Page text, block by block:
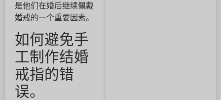
是他们在婚后继续佩戴
婚戒的一个重要因素。
如何避免手
工制作结婚
戒指的错
误。